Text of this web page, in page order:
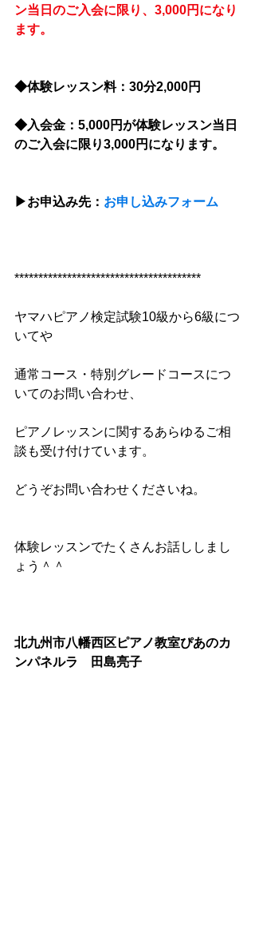
ン当日のご入会に限り、3,000円になり
ます。
◆体験レッスン料：30分2,000円
◆入会金：5,000円が体験レッスン当日
のご入会に限り3,000円になります。
▶︎お申込み先： お申し込みフォーム
***************************************
ヤマハピアノ検定試験10級から6級につ
いてや
通常コース・特別グレードコースにつ
いてのお問い合わせ、
ピアノレッスンに関するあらゆるご相
談も受け付けています。
どうぞお問い合わせくださいね。
体験レッスンでたくさんお話ししまし
ょう＾＾
北九州市八幡西区ピアノ教室ぴあのカ
ンパネルラ　田島亮子